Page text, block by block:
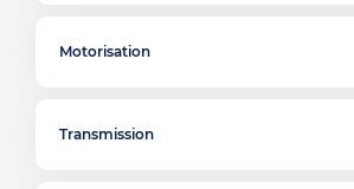
Motorisation
Transmission